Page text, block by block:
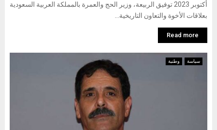
أكتوبر 2023 توفيق الربيعة، وزير الحج والعمرة بالمملكة العربية السعودية
بعلاقات الأخوة والتعاون التاريخية...
Read more
سياسة وطنية